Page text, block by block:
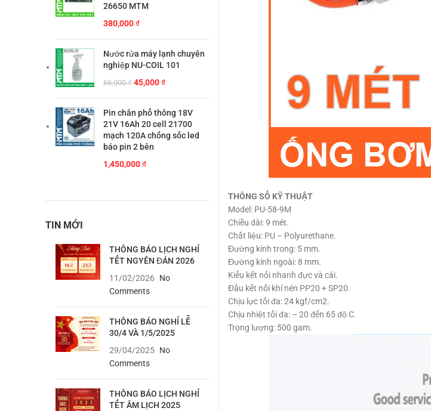
THÔNG SỐ KỸ THUẬT
Model: PU-58-9M
Chiều dài: 9 mét.
Chất liệu: PU – Polyurethane.
Đường kính trong: 5 mm.
Đường kính ngoài: 8 mm.
Kiểu kết nối nhanh đực và cái.
Đầu kết nối khí nén PP20 + SP20.
Chịu lực tối đa: 24 kgf/cm2.
Chịu nhiệt tối đa: – 20 đến 65 độ C.
Trọng lượng: 500 gam.
26650 MTM
380,000₫
Nước rửa máy lạnh chuyên
nghiệp NU-COIL 101
65,000₫ Giá
65,000 ₫.
45,000₫Giá
tại
là:
45,000 ₫.
Pin chân phổ thông 18V
21V 16Ah 20 cell 21700
mạch 120A chống sốc led
báo pin 2 bên
1,450,000₫
TIN MỚI
THÔNG BÁO LỊCH NGHỈ
TẾT NGYÊN ĐÁN 2026
11/02/2026
No
Comments
THÔNG BÁO NGHỈ LỄ
30/4 VÀ 1/5/2025
29/04/2025 No
Comments
THÔNG BÁO LỊCH NGHỈ
TẾT ÂM LỊCH 2025